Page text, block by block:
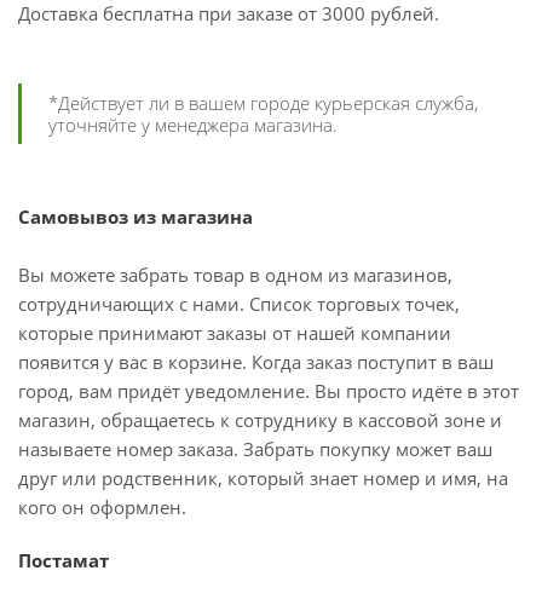
Доставка бесплатна при заказе от 3000 рублей.
*Действует ли в вашем городе курьерская служба,
уточняйте у менеджера магазина.
Самовывоз из магазина
Вы можете забрать товар в одном из магазинов,
сотрудничающих с нами. Список торговых точек,
которые принимают заказы от нашей компании
появится у вас в корзине. Когда заказ поступит в ваш
город, вам придёт уведомление. Вы просто идёте в этот
магазин, обращаетесь к сотруднику в кассовой зоне и
называете номер заказа. Забрать покупку может ваш
друг или родственник, который знает номер и имя, на
кого он оформлен.
Постамат